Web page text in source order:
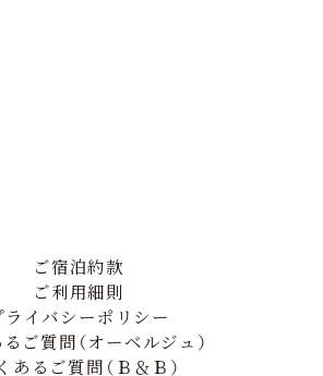
ご宿泊約款
ご利用細則
ライバシーポリシー
ご質問（オーベルジュ）
あるご質問（Ｂ＆Ｂ）